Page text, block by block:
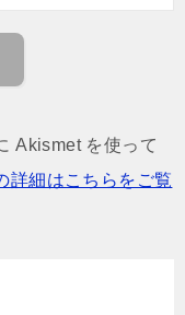
Akismet を使って
詳細はこちらをご覧